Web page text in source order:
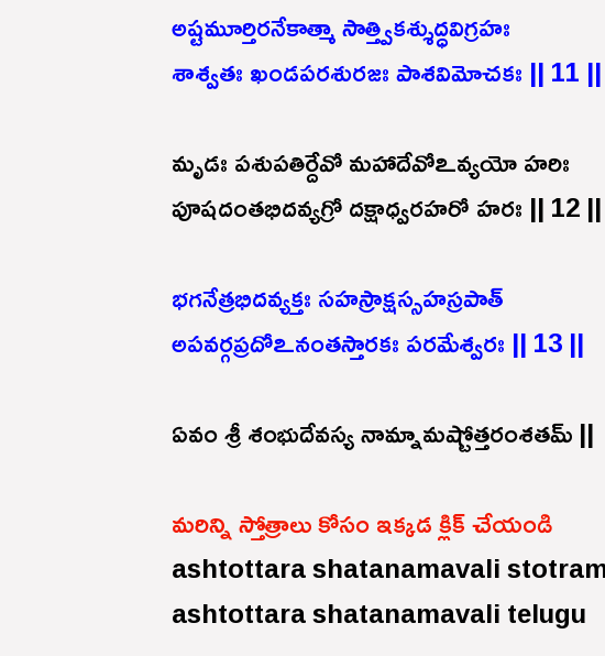
అష్టమూర్తిరనేకాత్మా సాత్త్వికశ్శుద్ధవిగ్రహః
శాశ్వతః ఖండపరశురజః పాశవిమోచకః || 11 ||
మృడః పశుపతిర్దేవో మహాదేవోఽవ్యయో హరిః
పూషదంతభిదవ్యగ్రో దక్షాధ్వరహరో హరః || 12 ||
భగనేత్రభిదవ్యక్తః సహస్రాక్షస్సహస్రపాత్
అపవర్గప్రదోఽనంతస్తారకః పరమేశ్వరః || 13 ||
ఏవం శ్రీ శంభుదేవస్య నామ్నామష్టోత్తరంశతమ్ ||
మరిన్ని స్తోత్రాలు కోసం ఇక్కడ క్లిక్ చేయండి
ashtottara shatanamavali
ashtottara shatanamavali telugu